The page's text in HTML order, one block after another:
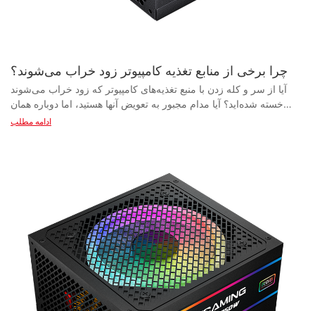
چرا برخی از منابع تغذیه کامپیوتر زود خراب می‌شوند؟
آیا از سر و کله زدن با منبع تغذیه‌های کامپیوتر که زود خراب می‌شوند خسته شده‌اید؟ آیا مدام مجبور به تعویض آنها هستید، اما دوباره همان مشکل پیش می‌آید؟ در این مقاله، دلایل خرابی زودرس برخی از منبع تغذیه‌های کامپیوتر را بررسی می‌کنیم. از قطعات بی‌کیفیت گرفته تا استفاده نادرست، به بررسی مقصران رایجی می‌پردازیم که می‌توانند باعث خرابی زودتر از موعد منبع تغذیه شما شوند. برای کشف چگونگی جلوگیری از این خرابی‌ها و افزایش طول عمر منبع تغذیه کامپیوتر خود، ادامه مطلب را بخوانید. - درک علل رایج خرابی زودرس منبع تغذیه کامپیوتر در دنیای فناوری، یکی از مشکلات رایجی که بسیاری از کاربران کامپیوتر با آن مواجه هستند، خرابی زودهنگام منبع تغذیه آنهاست. این موضوع می‌تواند برای کاربران ناامیدکننده باشد، زیرا می‌تواند منجر به خرابی غیرمنتظره و از دست رفتن احتمالی داده‌های مهم شود. درک علل رایج خرابی زودهنگام منبع تغذیه کامپیوتر می‌تواند به کاربران کمک کند تا از این مشکل جلوگیری کرده و طول عمر دستگاه‌های الکترونیکی خود را تضمین کنند. یکی از دلایل اصلی خرابی زودهنگام منبع تغذیه کامپیوتر، قطعات بی‌کیفیت است. وقتی منبع تغذیه با مواد بی‌کیفیت تولید می‌شود، احتمال خرابی زودتر از حد انتظار بیشتر است. به همین دلیل است که هنگام خرید منبع تغذیه جدید برای کامپیوتر خود، انتخاب یک تأمین‌کننده یا سازنده منبع تغذیه معتبر ضروری است. سرمایه‌گذاری روی یک منبع تغذیه با کیفیت بالا از یک تولیدکننده معتبر می‌تواند احتمال خرابی زودهنگام را تا حد زیادی کاهش دهد. یکی دیگر از دلایل رایج خرابی زودهنگام منبع تغذیه کامپیوتر، گرمای بیش از حد است. وقتی منبع تغذیه خیلی داغ می‌شود، می‌تواند باعث شود قطعات به سرعت تخریب شوند و منجر به خرابی شوند. این می‌تواند نتیجه تهویه نامناسب در کیس کامپیوتر، انسداد جریان هوا یا استفاده از منبع تغذیه با حداکثر ظرفیت خود برای مدت طولانی باشد. برای جلوگیری از گرمای بیش از حد و اطمینان از جریان هوای مناسب، کاربران باید مرتباً کیس کامپیوتر خود را تمیز کنند، از تهویه مناسب اطمینان حاصل کنند و از فشار آوردن به منبع تغذیه تا حداکثر ظرفیت آن خودداری کنند. علاوه بر این، نوسانات و افزایش ناگهانی ولتاژ برق نیز می‌تواند در خرابی زودرس منبع تغذیه نقش داشته باشد. این افزایش ناگهانی ولتاژ می‌تواند به اجزای حساس منبع تغذیه آسیب برساند و باعث خرابی آن شود. استفاده از محافظ ولتاژ یا منبع تغذیه بدون وقفه (UPS) می‌تواند به محافظت از رایانه شما در برابر نوسانات و افزایش ناگهانی ولتاژ برق کمک کند و در نهایت عمر منبع تغذیه شما را افزایش دهد. علاوه بر این، نصب یا جابجایی نادرست منبع تغذیه نیز می‌تواند منجر به خرابی زودرس شود. رعایت دستورالعمل‌های سازنده هنگام نصب منبع تغذیه جدید و جابجایی آن با احتیاط برای جلوگیری از آسیب دیدن قطعات بسیار مهم است. علاوه بر این، کاربران باید از اورکلاک کردن رایانه شخصی خود یا استفاده از قطعات ناسازگار خودداری کنند، زیرا این امر می‌تواند فشار اضافی بر منبع تغذیه وارد کند و خطر خرابی را افزایش دهد. در پایان، درک علل شایع خرابی زودرس منبع تغذیه کامپیوتر برای افزایش عمر دستگاه‌های الکترونیکی شما ضروری است. با سرمایه‌گذاری روی یک منبع تغذیه با کیفیت بالا از یک سازنده معتبر، اطمینان از جریان هوا و تهویه مناسب، محافظت از کامپیوتر خود در برابر نوسانات برق و استفاده دقیق از منبع تغذیه، کاربران می‌توانند از خرابی زودرس جلوگیری کرده و از عملکرد قابل اعتماد دستگاه‌های الکترونیکی خود لذت ببرند. به یاد داشته باشید، پیشگیری همیشه بهتر از درمان است وقتی صحبت از طول عمر منبع تغذیه کامپیوتر شما می‌شود. - اهمیت نگهداری و مراقبت مناسب از منابع تغذیه کامپیوتر منبع تغذیه کامپیوتر اجزای ضروری یک سیستم کامپیوتری هستند که انرژی الکتریکی لازم را برای عملکرد صحیح سایر اجزا فراهم می‌کنند. با این حال، بسیاری از کاربران اغلب اهمیت نگهداری و مراقبت مناسب از منبع تغذیه خود را نادیده می‌گیرند، که می‌تواند منجر به خرابی زودرس و آسیب احتمالی به سایر اجزای کامپیوتر شود. عوامل متعددی وجود دارند که می‌توانند در خرابی زودرس منبع تغذیه کامپیوتر نقش داشته باشند. یکی از رایج‌ترین دلایل، تجمع گرد و غبار است. گرد و غبار می‌تواند به مرور زمان در داخل منبع تغذیه جمع شود و باعث گرم شدن بیش از حد و خرابی بالقوه آن شود. تمیز کردن منظم منبع تغذیه و اطراف آن می‌تواند به جلوگیری از تجمع گرد و غبار و اطمینان از جریان هوای مناسب کمک کند. یکی دیگر از دلایل رایج خرابی منبع تغذیه، نوسانات و افزایش ناگهانی ولتاژ برق است. این افزایش ناگهانی ولتاژ می‌تواند به اجزای داخلی منبع تغذیه آسیب برساند و باعث خرابی آن شود. استفاده از محافظ ولتاژ یا یک UPS (منبع تغذیه بدون وقفه) می‌تواند به محافظت از منبع تغذیه در برابر این نوسانات الکتریکی کمک کند و طول عمر آن را افزایش دهد. تهویه نامناسب نیز یک مسئله رایج است که می‌تواند منجر به خرابی منبع تغذیه شود. اگر منبع تغذیه به درستی تهویه نشود، می‌تواند بیش از حد گرم شود و از کار بیفتد. مطمئن شوید که منبع تغذیه در محلی با تهویه مناسب نصب شده است و هیچ مانعی جریان هوا را مسدود نمی‌کند. منبع تغذیه‌های بی‌کیفیت نیز بیشتر مستعد خرابی زودرس هستند. انتخاب یک تولیدکننده و تأمین‌کننده معتبر منبع تغذیه هنگام خرید منبع تغذیه برای سیستم رایانه‌تان بسیار مهم است. سرمایه‌گذاری روی یک منبع تغذیه با کیفیت بالا می‌تواند به جلوگیری از مشکلات احتمالی کمک کند و عملکرد روان سیستم رایانه شما را تضمین کند. علاوه بر نگهداری و مراقبت مناسب، توجه به علائم هشدار دهنده‌ای که نشان دهنده خرابی احتمالی منبع تغذیه هستند، بسیار مهم است. این علائم شامل صداهای عجیب و غریب از واحد منبع تغذیه، بوی سوختگی و راه اندازی مجدد یا خاموش شدن تصادفی کامپیوتر است. در صورت مشاهده هر یک از این علائم هشدار دهنده، رسیدگی سریع به مشکل برای جلوگیری از آسیب بیشتر به منبع تغذیه و سایر اجزای کامپیوتر بسیار مهم است. در پایان، نگهداری و مراقبت صحیح از منابع تغذیه کامپیوتر برای اطمینان از طول عمر و قابلیت اطمینان یک سیستم کامپیوتری ضروری است. با رعایت نکات ذکر شده در بالا و سرمایه‌گذاری روی یک منبع تغذیه با کیفیت بالا، کاربران می‌توانند از خرابی زودرس و آسیب احتمالی به قطعات کامپیوتر خود جلوگیری کنند. به یاد داشته باشید، منبع تغذیه قلب سیستم کامپیوتری است و مراقبت از آن برای سلامت و عملکرد کلی سیستم بسیار مهم است. - تأثیر اضافه بار و نوسانات برق بر روی منابع تغذیه کامپیوتر در دنیای مدرن امروز، کامپیوترها به بخش اساسی زندگی روزمره ما تبدیل شده‌اند. از کار گرفته تا سرگرمی، ما برای گذراندن روز به شدت به این دستگاه‌ها وابسته هستیم. با این حال، یکی از مهم‌ترین اجزای کامپیوتر که اغلب نادیده گرفته می‌شود، واحد منبع تغذیه (PSU) است. بدون یک PSU کارآمد، کامپیوتر به سادگی نمی‌تواند کار کند. تأثیر اضافه بار و نوسانات برق بر منابع تغذیه کامپیوتر چرا برخی از منابع تغذیه کامپیوتر زود خراب می‌شوند؟ به عنوان یک تامین کننده منبع تغذیه یا سازنده منبع تغذیه، درک این موضوع که چرا برخی از منابع تغذیه کامپیوتر به طور زودرس از کار می‌افتند، بسیار مهم است. یکی از رایج‌ترین دلایل خرابی زودرس منبع تغذیه، اضافه بار است. هنگامی که یک منبع تغذیه بیش از حد بارگذاری می‌شود، مجبور می‌شود فراتر از ظرفیت خود کار کند که منجر به گرمای بیش از حد و در نهایت خرابی می‌شود. این امر می‌تواند ناشی از استفاده از چندین قطعه پرمصرف مانند کارت‌های گرافیک یا پردازنده‌ها بدون اطمینان از اینکه منبع تغذیه می‌تواند بار را تحمل کند، باشد. یکی دیگر از دلایل رایج خرابی زودرس منبع تغذیه، نوسانات برق است. نوسانات برق زمانی رخ می‌دهد که ولتاژ به طور ناگهانی افزایش یابد، که می‌تواند ناشی از صاعقه، سیم‌کشی معیوب یا قطع برق باشد. این افزایش ناگهانی ولتاژ می‌تواند منبع تغذیه را تحت فشار قرار دهد و باعث آسیب به اجزای داخلی و در نهایت منجر به خرابی شود. برای جلوگیری از خرابی زودهنگام منبع تغذیه، سرمایه‌گذاری روی یک منبع تغذیه با کیفیت بالا که بتواند نیازهای برق اجزای کامپیوتر شما را برآورده کند، ضروری است. علاوه بر این، استفاده از محافظ ولتاژ می‌تواند به محافظت از منبع تغذیه در برابر نوسانات برق کمک کرده و منبع تغذیه پایدار را برای کامپیوتر شما تضمین کند. در پایان، به عنوان یک تأمین‌کننده یا تولیدکننده منبع تغذیه، درک تأثیر اضافه بار و نوسانات برق بر روی منابع تغذیه کامپیوتر بسیار مهم است. با سرمایه‌گذاری روی PSU های با کیفیت بالا و استفاده از محافظ‌های ولتاژ، می‌توانید از خرابی زودرس منبع تغذیه جلوگیری کرده و طول عمر سیستم کامپیوتری خود را تضمین کنید. به یاد داشته باشید، منبع تغذیه قلب کامپیوتر شماست، بنابراین انجام اقدامات احتیاطی لازم برای محافظت از آن در برابر آسیب‌های احتمالی ضروری است. - علائمی که باید برای جلوگیری از خرابی زودرس منبع تغذیه کامپیوتر به آنها توجه کنید منبع تغذیه کامپیوتر جزء ضروری هر سیستم کامپیوتری است که انرژی الکتریکی لازم برای عملکرد روان سیستم را فراهم می‌کند. با این حال، با وجود اهمیت آنها، منبع تغذیه گاهی اوقات می‌تواند به طور زودرس خراب شود و باعث ناراحتی و آسیب بالقوه به سایر اجزای کامپیوتر شود. در این مقاله، دلایلی را که برخی از منابع تغذیه کامپیوتر به طور زودرس خراب می‌شوند، بررسی خواهیم کرد و علائمی را برای جلوگیری از چنین خرابی‌هایی به شما ارائه می‌دهیم. یکی از دلایل اصلی خرابی زودرس منبع تغذیه کامپیوتر، کیفیت پایین آن است. وقتی صحبت از منبع تغذیه می‌شود، شما هر چقدر پول بدهید، همانقدر دریافت می‌کنید و انتخاب یک منبع تغذیه ارزان و بی‌کیفیت می‌تواند منجر به خرابی زودرس شود. انتخاب یک تأمین‌کننده یا تولیدکننده منبع تغذیه معتبر که محصولات با کیفیت بالا و قابل اعتماد تولید می‌کند، ضروری است. سرمایه‌گذاری روی یک منبع تغذیه با کیفیت ممکن است در ابتدا کمی بیشتر هزینه داشته باشد، اما می‌تواند در درازمدت با جلوگیری از خرابی‌های زودرس و نیاز به تعویض‌های پرهزینه، در هزینه‌های شما صرفه‌جویی کند. یکی دیگر از دلایل رایج خرابی زودهنگام منبع تغذیه، گرمای بیش از حد است. منابع تغذیه هنگام تبدیل برق AC از برق شهری به برق DC برای اجزای کامپیوتر، گرما تولید می‌کنند. اگر منبع تغذیه به اندازه کافی تهویه نشود یا اگر کیس کامپیوتر به درستی خنک نشود، منبع تغذیه می‌تواند بیش از حد گرم شود و منجر به خرابی شود. علائم گرمای بیش از حد شامل بوی سوختگی، داغ بودن منبع تغذیه در هنگام لمس یا خاموش شدن تصادفی کامپیوتر است. برای جلوگیری از گرمای بیش از حد، مطمئن شوید که منبع تغذیه جریان هوای کافی دارد و کیس کامپیوتر تهویه مناسب دارد. علاوه بر این، نوسانات برق و افزایش ناگهانی ولتاژ نیز می‌توانند در خرابی زودرس منبع تغذیه نقش داشته باشند. نوسانات برق زمانی رخ می‌دهند که ولتاژ به طور ناگهانی افزایش یابد، در حالی که نوسانات برق، افزایش‌های کوتاه مدت ولتاژ بالا هستند. این اختلالات الکتریکی می‌توانند به اجزای منبع تغذیه آسیب رسانده و باعث خرابی زودرس آن شوند. برای محافظت از منبع تغذیه خود در برابر نوسانات و افزایش ناگهانی ولتاژ، سرمایه‌گذاری روی یک محافظ ولتاژ یا منبع تغذیه بدون وقفه (UPS) را در نظر بگیرید. این دستگاه‌ها می‌توانند ولتاژ را تنظیم کرده و منبع تغذیه شما را از آسیب محافظت کنند. علاوه بر این، گرد و غبار و آلودگی می‌تواند باعث خرابی زودرس منبع تغذیه کامپیوتر شود. با گذشت زمان، گرد و غبار می‌تواند در داخل منبع تغذیه جمع شود، فن را مسدود کند و جریان هوا را مسدود کند. این می‌تواند منجر به گرمای بیش از حد و در نهایت خرابی منبع تغذیه شود. برای جلوگیری از تجمع گرد و غب
ادامه مطلب